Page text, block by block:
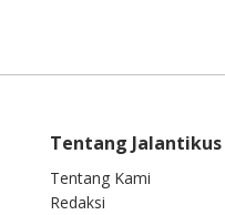
Tentang Jalantikus
Tentang Kami
Redaksi